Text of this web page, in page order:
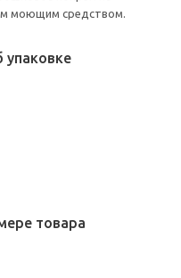
моющим средством.
товара